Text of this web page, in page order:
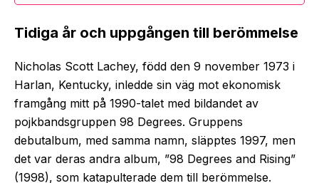
Tidiga år och uppgången till berömmelse
Nicholas Scott Lachey, född den 9 november 1973 i
Harlan, Kentucky, inledde sin väg mot ekonomisk
framgång mitt på 1990-talet med bildandet av
pojkbandsgruppen 98 Degrees. Gruppens
debutalbum, med samma namn, släpptes 1997, men
det var deras andra album, ”98 Degrees and Rising”
(1998), som katapulterade dem till berömmelse.